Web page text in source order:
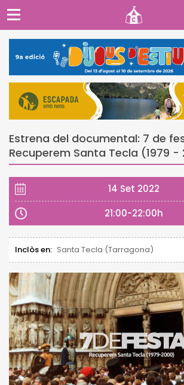
Estrena del documental: 7 de
Recuperem Santa Tecla (1979 -
14 Set 2022
21:00-22:00h
Inclòs en: Santa Tecla (Tarragona)